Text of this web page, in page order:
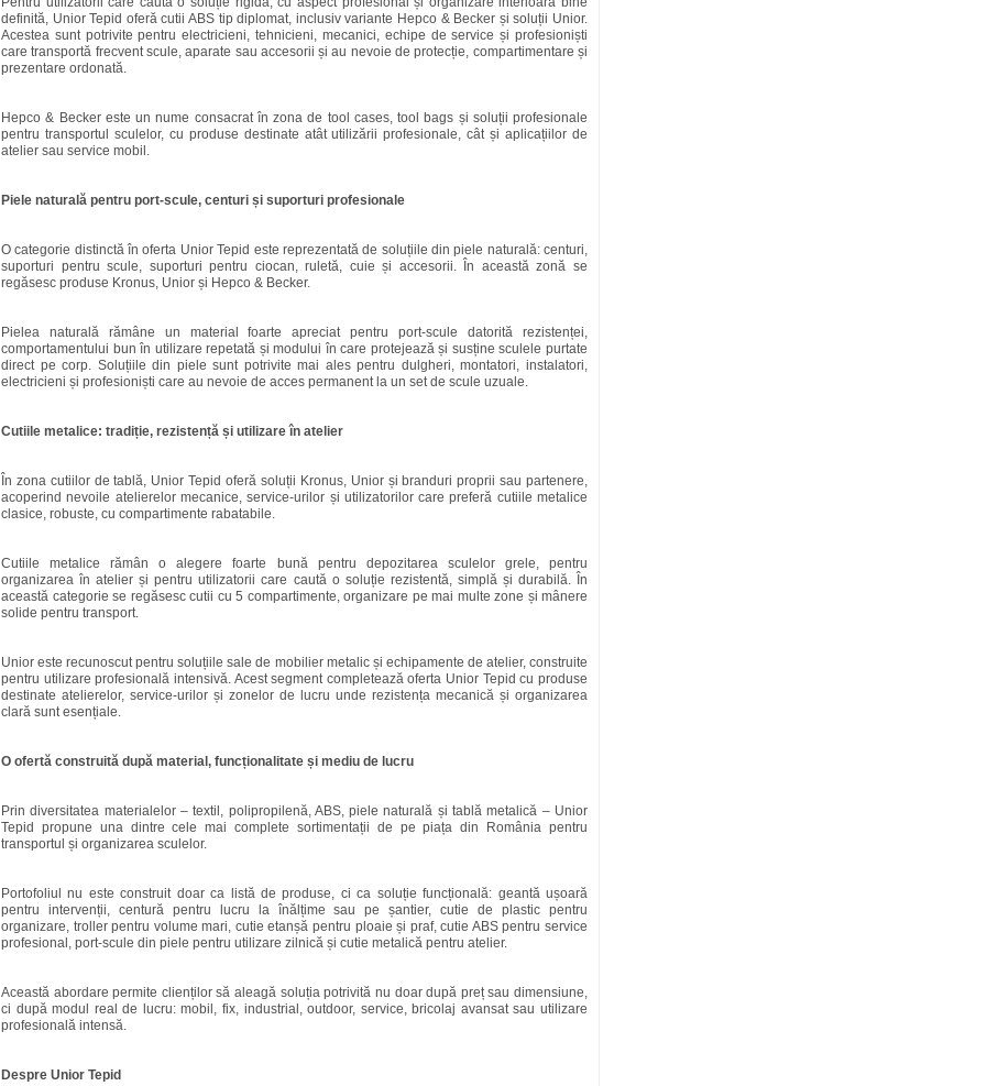
definită, Unior Tepid oferă cutii ABS tip diplomat, inclusiv variante Hepco & Becker și soluții Unior.
Acestea sunt potrivite pentru electricieni, tehnicieni, mecanici, echipe de service și profesioniști
care transportă frecvent scule, aparate sau accesorii și au nevoie de protecție, compartimentare și
prezentare ordonată.
Hepco & Becker este un nume consacrat în zona de tool cases, tool bags și soluții profesionale
pentru transportul sculelor, cu produse destinate atât utilizării profesionale, cât și aplicațiilor de
atelier sau service mobil.
Piele naturală pentru port-scule, centuri și suporturi profesionale
O categorie distinctă în oferta Unior Tepid este reprezentată de soluțiile din piele naturală: centuri,
suporturi pentru scule, suporturi pentru ciocan, ruletă, cuie și accesorii. În această zonă se
regăsesc produse Kronus, Unior și Hepco & Becker.
Pielea naturală rămâne un material foarte apreciat pentru port-scule datorită rezistenței,
comportamentului bun în utilizare repetată și modului în care protejează și susține sculele purtate
direct pe corp. Soluțiile din piele sunt potrivite mai ales pentru dulgheri, montatori, instalatori,
electricieni și profesioniști care au nevoie de acces permanent la un set de scule uzuale.
Cutiile metalice: tradiție, rezistență și utilizare în atelier
În zona cutiilor de tablă, Unior Tepid oferă soluții Kronus, Unior și branduri proprii sau partenere,
acoperind nevoile atelierelor mecanice, service-urilor și utilizatorilor care preferă cutiile metalice
clasice, robuste, cu compartimente rabatabile.
Cutiile metalice rămân o alegere foarte bună pentru depozitarea sculelor grele, pentru
organizarea în atelier și pentru utilizatorii care caută o soluție rezistentă, simplă și durabilă. În
această categorie se regăsesc cutii cu 5 compartimente, organizare pe mai multe zone și mânere
solide pentru transport.
Unior este recunoscut pentru soluțiile sale de mobilier metalic și echipamente de atelier, construite
pentru utilizare profesională intensivă. Acest segment completează oferta Unior Tepid cu produse
destinate atelierelor, service-urilor și zonelor de lucru unde rezistența mecanică și organizarea
clară sunt esențiale.
O ofertă construită după material, funcționalitate și mediu de lucru
Prin diversitatea materialelor – textil, polipropilenă, ABS, piele naturală și tablă metalică – Unior
Tepid propune una dintre cele mai complete sortimentații de pe piața din România pentru
transportul și organizarea sculelor.
Portofoliul nu este construit doar ca listă de produse, ci ca soluție funcțională: geantă ușoară
pentru intervenții, centură pentru lucru la înălțime sau pe șantier, cutie de plastic pentru
organizare, troller pentru volume mari, cutie etanșă pentru ploaie și praf, cutie ABS pentru service
profesional, port-scule din piele pentru utilizare zilnică și cutie metalică pentru atelier.
Această abordare permite clienților să aleagă soluția potrivită nu doar după preț sau dimensiune,
ci după modul real de lucru: mobil, fix, industrial, outdoor, service, bricolaj avansat sau utilizare
profesională intensă.
Despre Unior Tepid